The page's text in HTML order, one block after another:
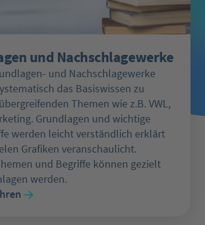
und Nachschlagewerke
und Nachschlagewerke
das Basiswissen zu
Themen wie z.B. VWL,
Grundlagen und wichtige
werden leicht verständlich erklärt
Grafiken veranschaulicht.
und Begriffe können gezielt
werden.